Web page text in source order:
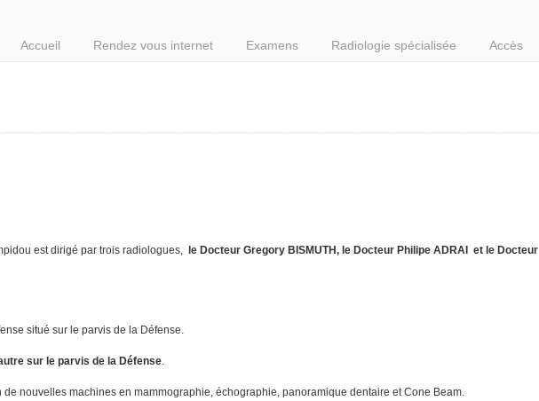
Accueil Rendez vous internet Examens Radiologie spécialisée Accès
est dirigé par trois radiologues,
le Docteur Gregory BISMUTH, le Docteur Philipe ADRAI et le Docteur
situé sur le parvis de la Défense.
sur le parvis de la Défense.
de nouvelles machines en mammographie, échographie, panoramique dentaire et Cone Beam.